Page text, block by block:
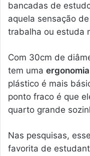
bancadas de
aquela sensação
trabalha ou estuda
Com 30cm de
tem uma ergonomia
plástico é mais
ponto fraco é que
quarto grande
Nas pesquisas,
favorita de